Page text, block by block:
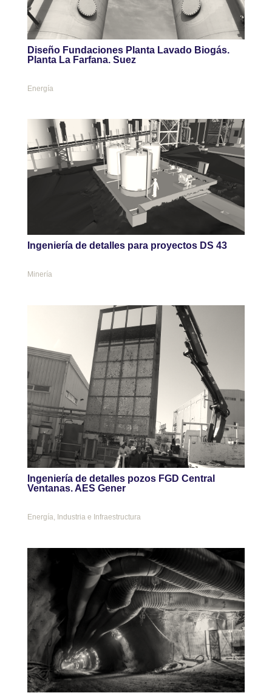
Diseño Fundaciones Planta Lavado Biogás.
Planta La Farfana. Suez
Energía
Ingeniería de detalles para proyectos DS 43
Minería
Ingeniería de detalles pozos FGD Central
Ventanas. AES Gener
Energía, Industria e Infraestructura